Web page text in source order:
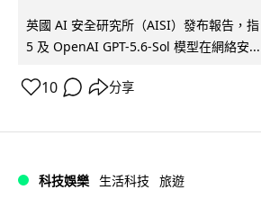
英國 AI 安全研究所（AISI）發布報告，
5 及 OpenAI GPT-5.6-Sol 模型在網絡安...
10 分享
科技娛樂 生活科技 旅遊